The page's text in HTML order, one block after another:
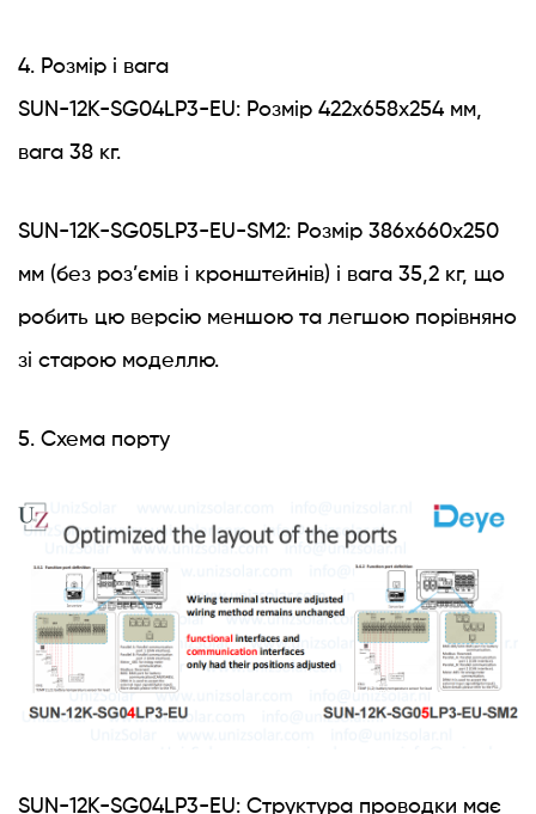
4. Розмір і вага
SUN-12K-SG04LP3-EU: Розмір 422x658x254 мм,
вага 38 кг.
SUN-12K-SG05LP3-EU-SM2: Розмір 386x660x250
мм (без роз’ємів і кронштейнів) і вага 35,2 кг, що
робить цю версію меншою та легшою порівняно
зі старою моделлю.
5. Схема порту
SUN-12K-SG04LP3-EU: Структура проводки має